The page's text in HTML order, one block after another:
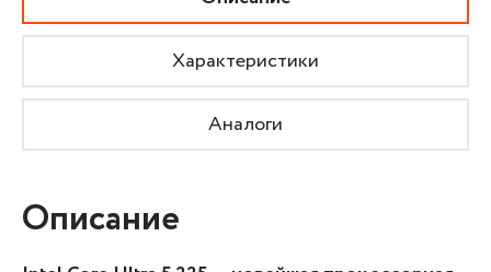
Характеристики
Аналоги
Описание